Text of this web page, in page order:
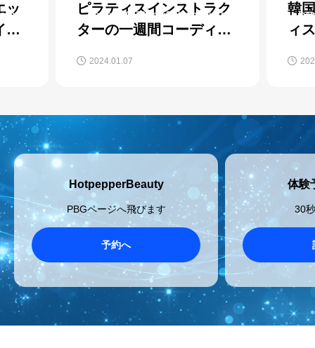
wp-
single-
ッ
ダ
/home/shi0822/crea2.blue/public_html/wp-
content/themes/beyond_tcd094/single-
case.php
ピラティスインストラク
ターの一週間コーディネ
2024.01.07
/
韓
ィ
HotpepperBeauty
PBGページへ飛びます
予約へ
体験
30